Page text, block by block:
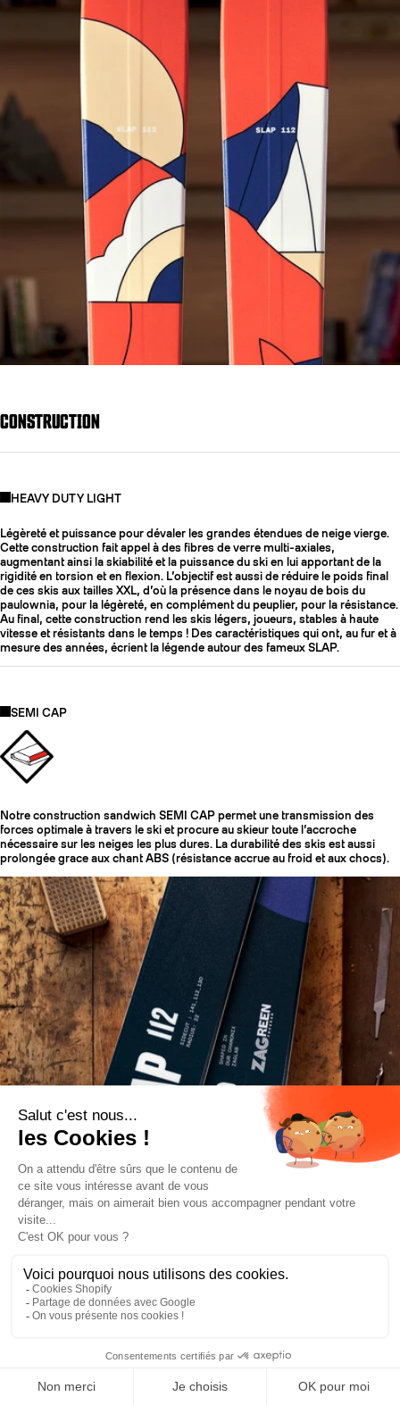
CONSTRUCTION
HEAVY DUTY LIGHT
Légèreté et puissance pour dévaler les grandes étendues de neige vierge.
Cette construction fait appel à des fibres de verre multi-axiales,
augmentant ainsi la skiabilité et la puissance du ski en lui apportant de la
rigidité en torsion et en flexion. L’objectif est aussi de réduire le poids final
de ces skis aux tailles XXL, d’où la présence dans le noyau de bois du
paulownia, pour la légèreté, en complément du peuplier, pour la résistance.
Au final, cette construction rend les skis légers, joueurs, stables à haute
vitesse et résistants dans le temps ! Des caractéristiques qui ont, au fur et à
mesure des années, écrient la légende autour des fameux SLAP.
SEMI CAP
Notre construction sandwich SEMI CAP permet une transmission des
forces optimale à travers le ski et procure au skieur toute l’accroche
nécessaire sur les neiges les plus dures. La durabilité des skis est aussi
prolongée grace aux chant ABS (résistance accrue au froid et aux chocs).